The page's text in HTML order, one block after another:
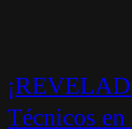
Técnicos